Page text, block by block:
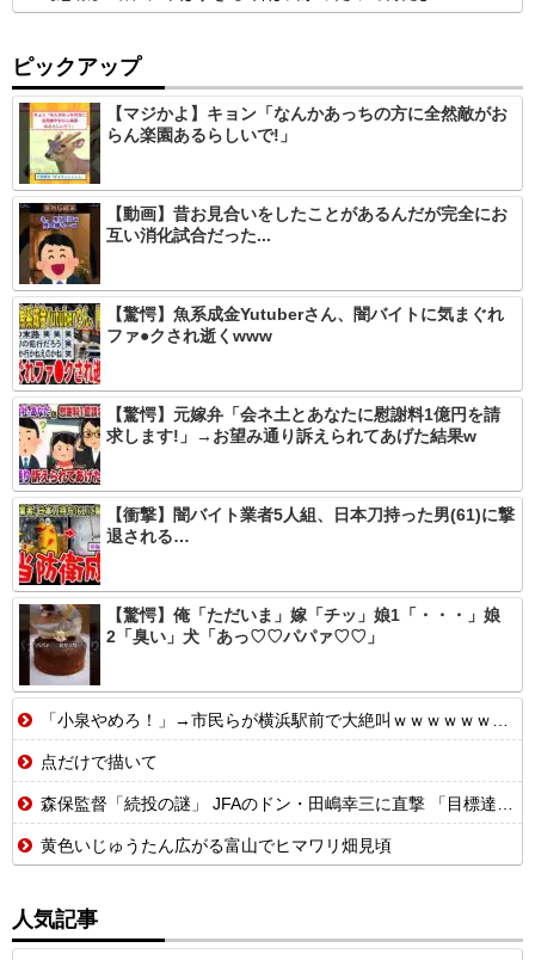
ピックアップ
【マジかよ】キョン「なんかあっちの方に全然敵がお
らん楽園あるらしいで!」
【動画】昔お見合いをしたことがあるんだが完全にお
互い消化試合だった...
【驚愕】魚系成金Yutuberさん、闇バイトに気まぐれ
ファ●クされ逝くwww
【驚愕】元嫁弁「会ネ土とあなたに慰謝料1億円を請
求します!」→お望み通り訴えられてあげた結果w
【衝撃】闇バイト業者5人組、日本刀持った男(61)に撃
退される…
【驚愕】俺「ただいま」嫁「チッ」娘1「・・・」娘
2「臭い」犬「あっ♡♡パパァ♡♡」
「小泉やめろ！」→市民らが横浜駅前で大絶叫ｗｗｗｗｗｗｗｗ
点だけで描いて
森保監督「続投の謎」 JFAのドン・田嶋幸三に直撃 「目標達成できなかったからと言って消す必要は無い」 守田英正にも言及
黄色いじゅうたん広がる富山でヒマワリ畑見頃
人気記事